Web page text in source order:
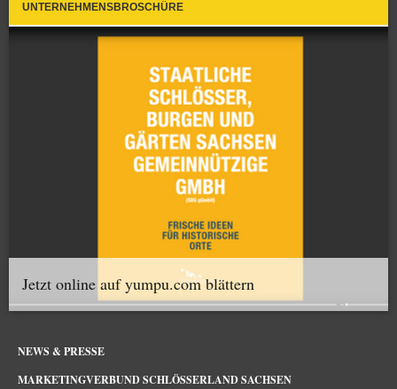
UNTERNEHMENSBROSCHÜRE
Jetzt online auf yumpu.com blättern
NEWS & PRESSE
MARKETINGVERBUND SCHLÖSSERLAND SACHSEN